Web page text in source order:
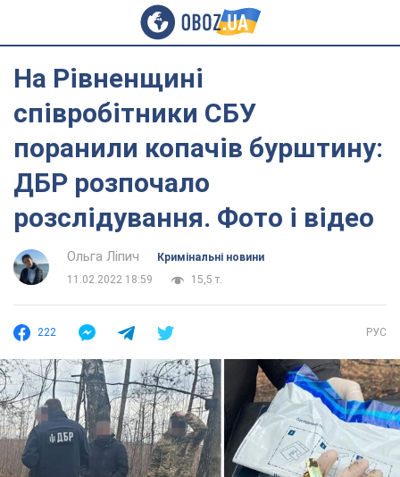
На Рівненщині
співробітники СБУ
поранили копачів бурштину:
ДБР розпочало
розслідування. Фото і відео
Ольга Ліпич
Кримінальні новини
11.02.2022 18:59
15,5 т.
222 РУС